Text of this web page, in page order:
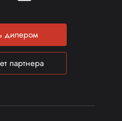
дилером
партнера